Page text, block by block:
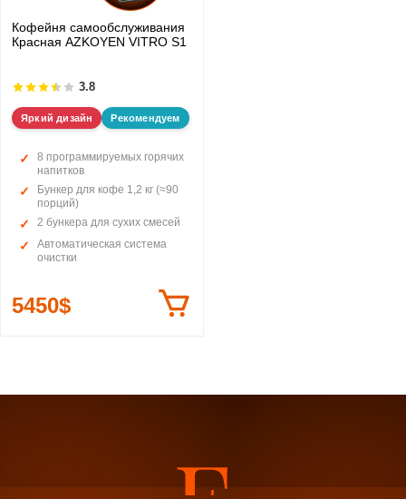
Кофейня самообслуживания
Красная AZKOYEN VITRO S1
3.8
Яркий дизайн Рекомендуем
8 программируемых горячих
напитков
Бункер для кофе 1,2 кг (≈90
порций)
2 бункера для сухих смесей
Автоматическая система
очистки
5450$